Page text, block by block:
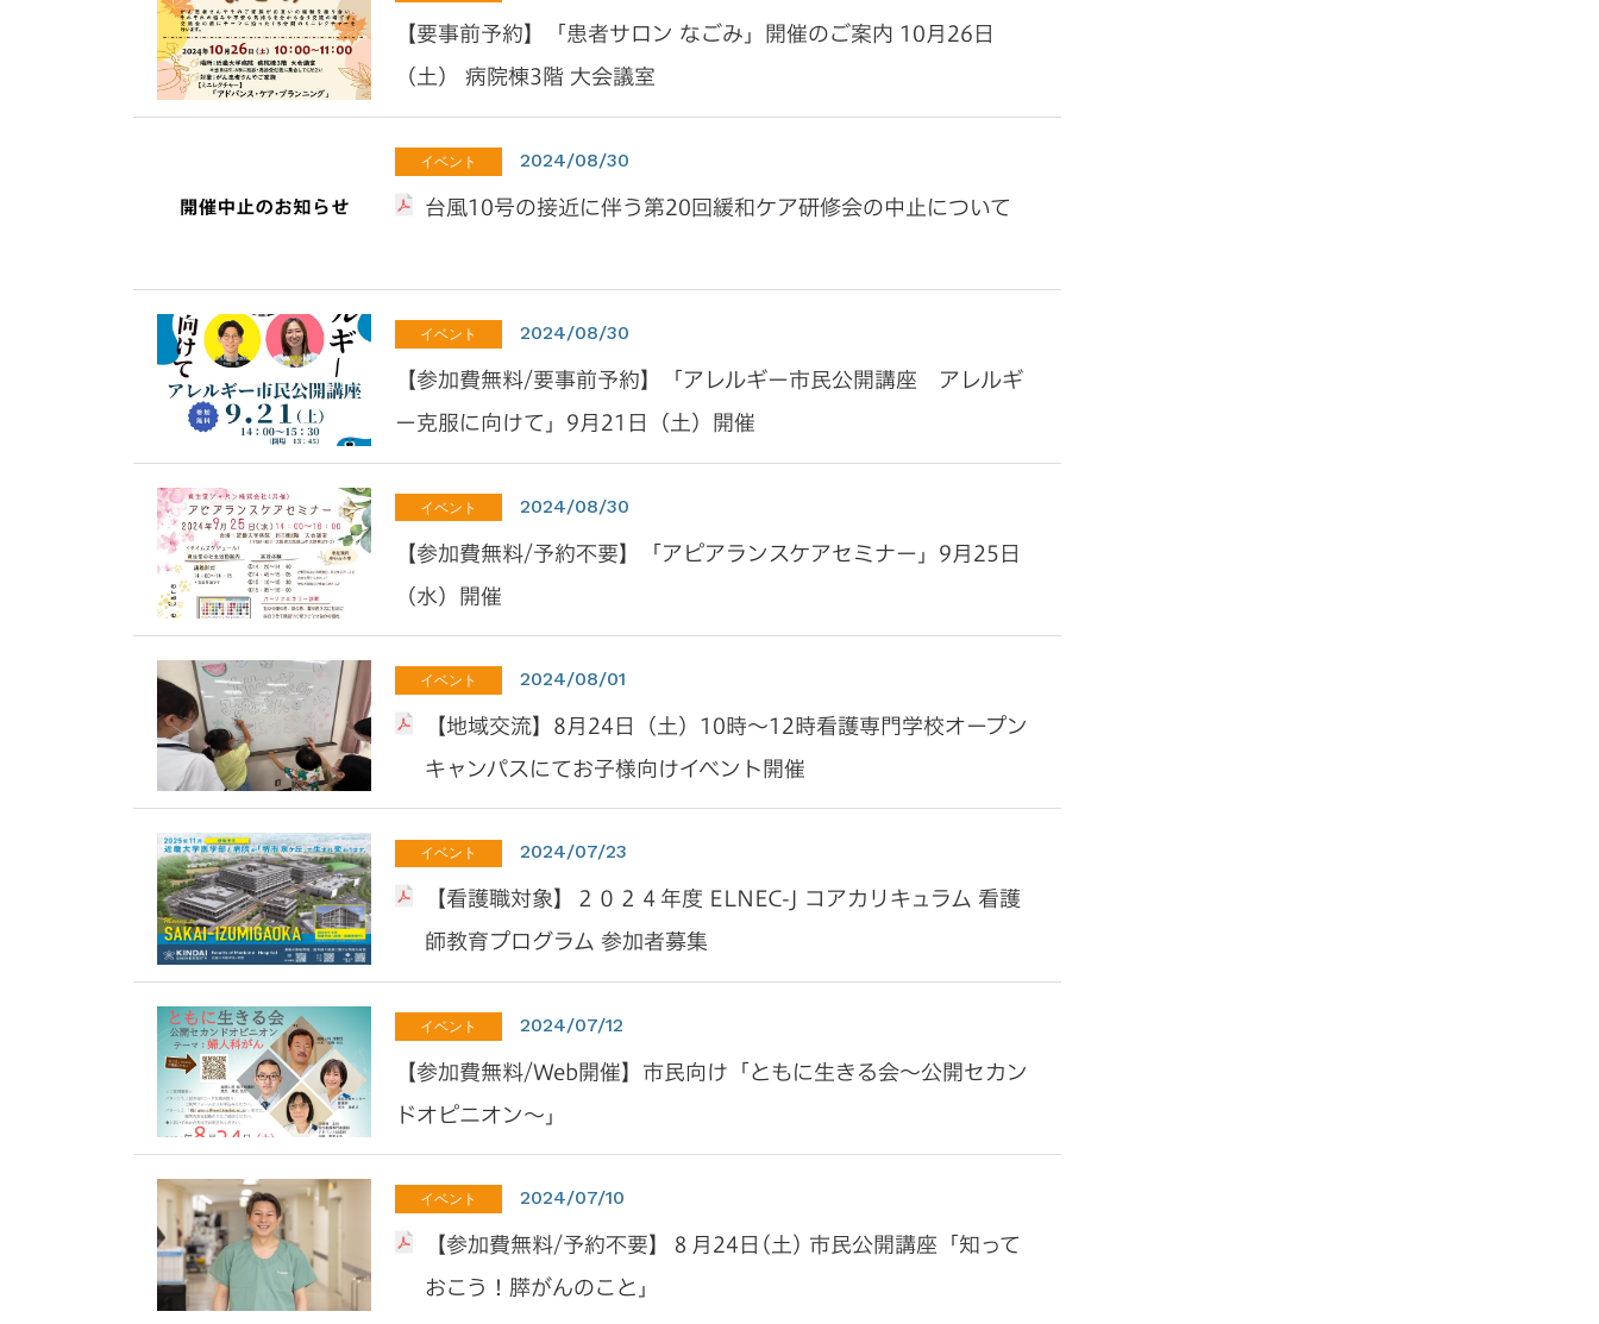
【要事前予約】「患者サロン なごみ」開催のご案内 10月26日
（土） 病院棟3階 大会議室
イベント 2024/08/30
台風10号の接近に伴う第20回緩和ケア研修会の中止について
イベント 2024/08/30
【参加費無料/要事前予約】「アレルギー市民公開講座 アレルギ
ー克服に向けて」9月21日（土）開催
イベント 2024/08/30
【参加費無料/予約不要】「アピアランスケアセミナー」9月25日
（水）開催
イベント 2024/08/01
【地域交流】8月24日（土）10時～12時看護専門学校オープン
キャンパスにてお子様向けイベント開催
イベント 2024/07/23
【看護職対象】２０２４年度 ELNEC-J コアカリキュラム 看護
師教育プログラム 参加者募集
イベント 2024/07/12
【参加費無料/Web開催】市民向け「ともに生きる会～公開セカン
ドオピニオン～」
イベント 2024/07/10
【参加費無料/予約不要】８月24日(土) 市民公開講座「知って
おこう！膵がんのこと」